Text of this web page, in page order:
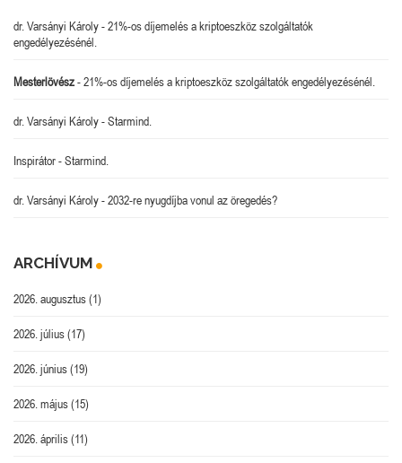
dr. Varsányi Károly-21%-os díjemelés a kriptoeszköz szolgáltatók
engedélyezésénél.
Mesterlövész-21%-os díjemelés a kriptoeszköz szolgáltatók engedélyezésénél.
dr. Varsányi Károly-Starmind.
Inspirátor-Starmind.
dr. Varsányi Károly-2032-re nyugdíjba vonul az öregedés?
ARCHÍVUM
2026. augusztus(1)
2026. július(17)
2026. június(19)
2026. május(15)
2026. április(11)